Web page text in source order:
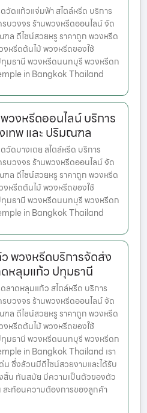
ดแก้วแจ่มฟ้า สไตล์หรีด บริการ
บวงจร ร้านพวงหรีดออนไลน์ จัด
ล ดีไซน์สวยหรู ราคาถูก พวงหรีด
หรีดต้นไม้ พวงหรีดของใช้
มธานี พวงหรีดนนทบุรี พวงหรีดก
in Bangkok Thailand
วงหรีดออนไลน์ บริการ
ทพ และ ปริมณฑล
ดบางเตย สไตล์หรีด บริการ
บวงจร ร้านพวงหรีดออนไลน์ จัด
ล ดีไซน์สวยหรู ราคาถูก พวงหรีด
หรีดต้นไม้ พวงหรีดของใช้
มธานี พวงหรีดนนทบุรี พวงหรีดก
in Bangkok Thailand
พวงหรีดบริการจัดส่ง
หลุมแก้ว ปทุมธานี
าดหลุมแก้ว สไตล์หรีด บริการ
บวงจร ร้านพวงหรีดออนไลน์ จัด
ล ดีไซน์สวยหรู ราคาถูก พวงหรีด
หรีดต้นไม้ พวงหรีดของใช้
มธานี พวงหรีดนนทบุรี พวงหรีดก
in Bangkok Thailand เรา
น ซึ่งล้วนมีดีไซน์สวยงามและได้รับ
น ทันสมัย มีความเป็นตัวของตัว
ะท้อนความต้องการของลูกค้า